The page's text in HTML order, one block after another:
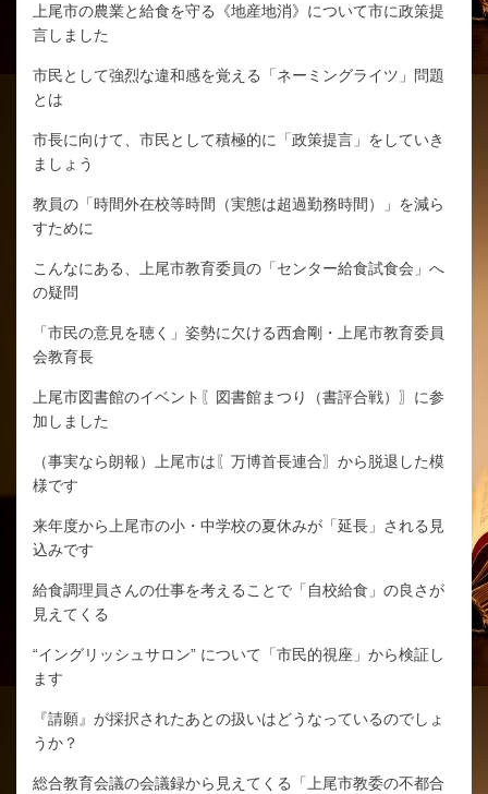
上尾市の農業と給食を守る《地産地消》について市に政策提
言しました
市民として強烈な違和感を覚える「ネーミングライツ」問題
とは
市長に向けて、市民として積極的に「政策提言」をしていき
ましょう
教員の「時間外在校等時間（実態は超過勤務時間）」を減ら
すために
こんなにある、上尾市教育委員の「センター給食試食会」へ
の疑問
「市民の意見を聴く」姿勢に欠ける西倉剛・上尾市教育委員
会教育長
上尾市図書館のイベント〖図書館まつり（書評合戦）〗に参
加しました
（事実なら朗報）上尾市は〖万博首長連合〗から脱退した模
様です
来年度から上尾市の小・中学校の夏休みが「延長」される見
込みです
給食調理員さんの仕事を考えることで「自校給食」の良さが
見えてくる
“イングリッシュサロン” について「市民的視座」から検証し
ます
『請願』が採択されたあとの扱いはどうなっているのでしょ
うか？
総合教育会議の会議録から見えてくる「上尾市教委の不都合